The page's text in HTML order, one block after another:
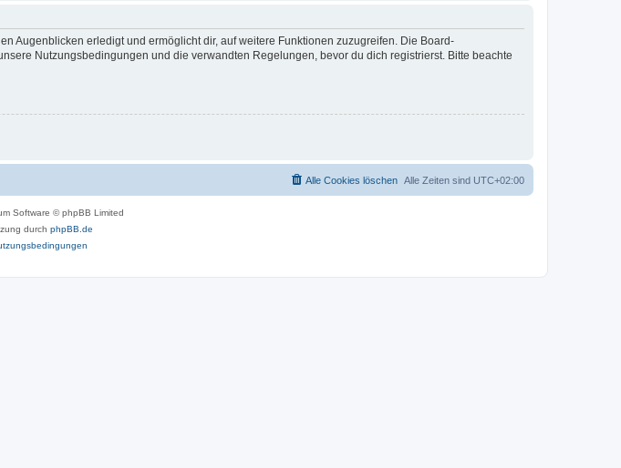
Augenblicken erledigt und ermöglicht dir, auf weitere Funktionen zuzugreifen. Die Board-
Nutzungsbedingungen und die verwandten Regelungen, bevor du dich registrierst. Bitte beachte
Alle Zeiten sind UTC+02:00
Alle Cookies löschen
Software © phpBB Limited
durch phpBB.de